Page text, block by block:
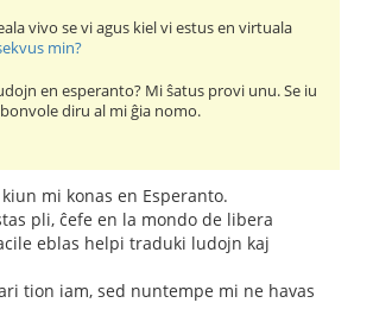
vivo se vi agus kiel vi estus en virtuala
min?
en esperanto? Mi ŝatus provi unu. Se iu
diru al mi ĝia nomo.
mi konas en Esperanto.
pli, ĉefe en la mondo de libera
eblas helpi traduki ludojn kaj
tion iam, sed nuntempe mi ne havas